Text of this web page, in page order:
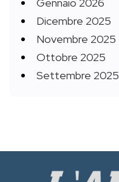
Dicembre 2025
Novembre 2025
Ottobre 2025
Settembre 2025